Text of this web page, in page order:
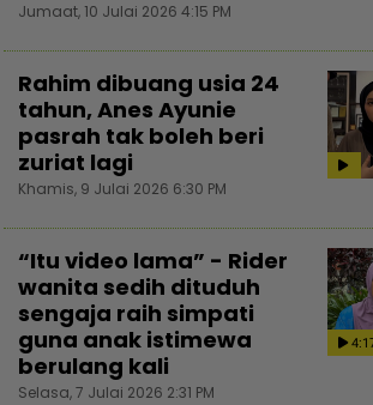
Jumaat, 10 Julai 2026 4:15 PM
Rahim dibuang usia 24
tahun, Anes Ayunie
pasrah tak boleh beri
zuriat lagi
Khamis, 9 Julai 2026 6:30 PM
“Itu video lama” - Rider
wanita sedih dituduh
sengaja raih simpati
guna anak istimewa
berulang kali
Selasa, 7 Julai 2026 2:31 PM